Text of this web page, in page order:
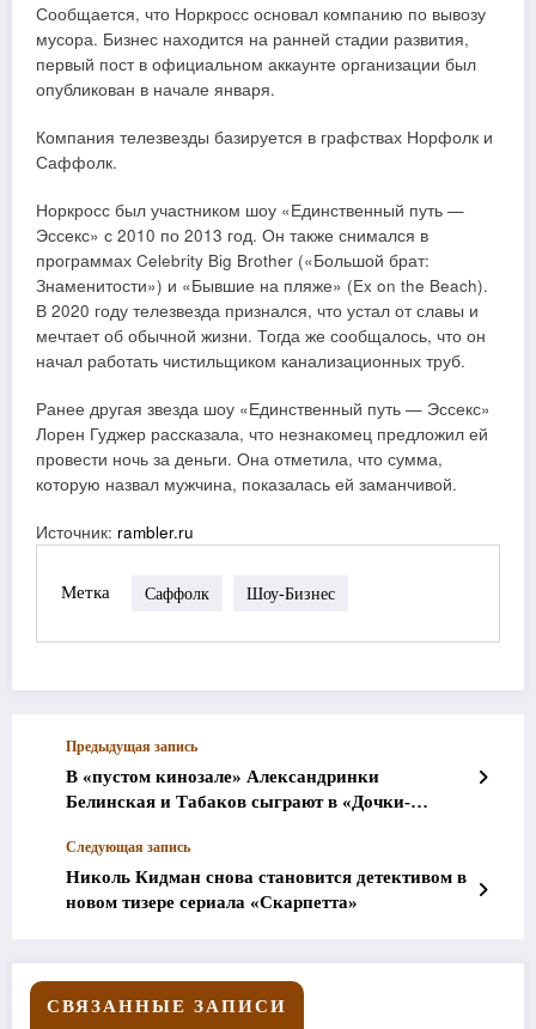
Сообщается, что Норкросс основал компанию по вывозу
мусора. Бизнес находится на ранней стадии развития,
первый пост в официальном аккаунте организации был
опубликован в начале января.
Компания телезвезды базируется в графствах Норфолк и
Саффолк.
Норкросс был участником шоу «Единственный путь —
Эссекс» с 2010 по 2013 год. Он также снимался в
программах Celebrity Big Brother («Большой брат:
Знаменитости») и «Бывшие на пляже» (Ex on the Beach).
В 2020 году телезвезда признался, что устал от славы и
мечтает об обычной жизни. Тогда же сообщалось, что он
начал работать чистильщиком канализационных труб.
Ранее другая звезда шоу «Единственный путь — Эссекс»
Лорен Гуджер рассказала, что незнакомец предложил ей
провести ночь за деньги. Она отметила, что сумма,
которую назвал мужчина, показалась ей заманчивой.
Источник: rambler.ru
Метка Саффолк Шоу-Бизнес
Предыдущая запись
В «пустом кинозале» Александринки
Белинская и Табаков сыграют в «Дочки-
Следующая запись
Николь Кидман снова становится детективом в
новом тизере сериала «Скарпетта»
СВЯЗАННЫЕ ЗАПИСИ